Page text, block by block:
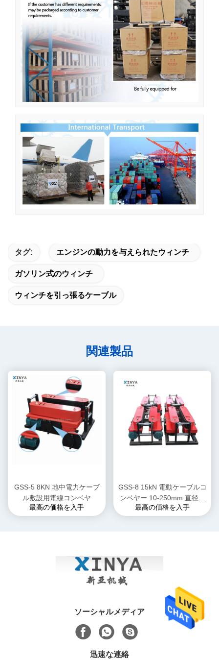
タグ: エンジンの動力を与えられたウィンチ
ガソリン式のウィンチ
ウィンチを引っ張るケーブル
関連製品
GSS-5 8KN 地中電力ケーブ
ル敷設用電線コンベヤ
最高の価格を入手
GSS-8 15kN 電動ケーブルコ
ンベヤー 10-250mm 直径範
囲の地下電源ケーブル設置用
最高の価格を入手
ソーシャルメディア
迅速な連絡